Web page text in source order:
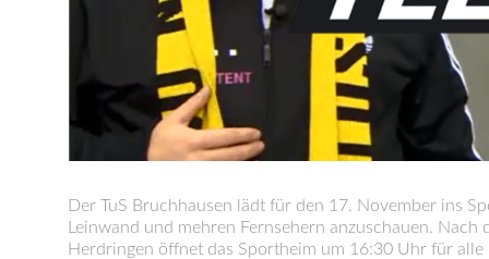
Der TuS Bruchhausen lädt für den 17. November ins
Leinwand und mehren Fernsehern anzuschauen.
Herdringen öffnet das Sportheim um 16:30 Uhr für